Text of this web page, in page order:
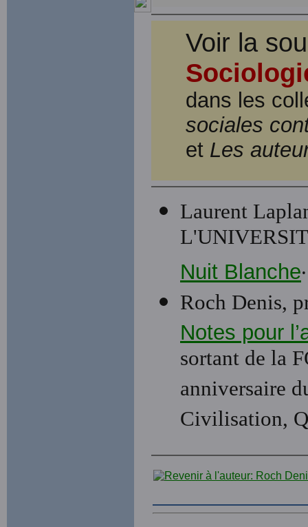
Voir la
dans les
sociales
et Les
Laurent
Nuit Blanche.
Roch Denis,
Notes pour
sortant de la
anniversaire
Civilisation,